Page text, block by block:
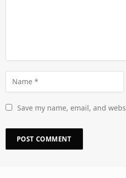
Save my name, email, and